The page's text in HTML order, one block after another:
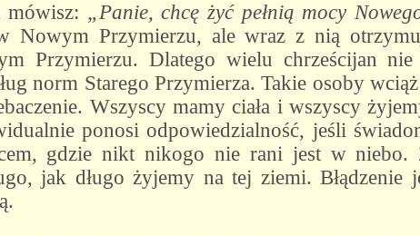
mówisz: „Panie, chcę żyć pełnią mocy
Nowym Przymierzu, ale wraz z nią
Przymierzu. Dlatego wielu chrześcijan
norm Starego Przymierza. Takie osoby wciąż
Wszyscy mamy ciała i wszyscy
ponosi odpowiedzialność, jeśli
gdzie nikt nikogo nie rani jest w niebo.
jak długo żyjemy na tej ziemi. Błądzenie